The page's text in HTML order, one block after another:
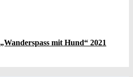
mit Hund“ 2021